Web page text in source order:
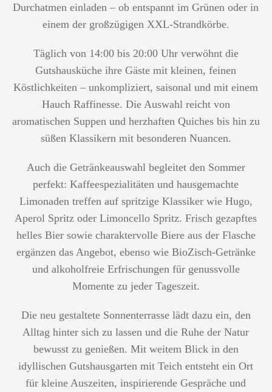
Durchatmen einladen – ob entspannt im Grünen oder in
einem der großzügigen XXL-Strandkörbe.
Täglich von 14:00 bis 20:00 Uhr verwöhnt die
Gutshausküche ihre Gäste mit kleinen, feinen
Köstlichkeiten – unkompliziert, saisonal und mit einem
Hauch Raffinesse. Die Auswahl reicht von
aromatischen Suppen und herzhaften Quiches bis hin zu
süßen Klassikern mit besonderen Nuancen.
Auch die Getränkeauswahl begleitet den Sommer
perfekt: Kaffeespezialitäten und hausgemachte
Limonaden treffen auf spritzige Klassiker wie Hugo,
Aperol Spritz oder Limoncello Spritz. Frisch gezapftes
helles Bier sowie charaktervolle Biere aus der Flasche
ergänzen das Angebot, ebenso wie BioZisch-Getränke
und alkoholfreie Erfrischungen für genussvolle
Momente zu jeder Tageszeit.
Die neu gestaltete Sonnenterrasse lädt dazu ein, den
Alltag hinter sich zu lassen und die Ruhe der Natur
bewusst zu genießen. Mit weitem Blick in den
idyllischen Gutshausgarten mit Teich entsteht ein Ort
für kleine Auszeiten, inspirierende Gespräche und